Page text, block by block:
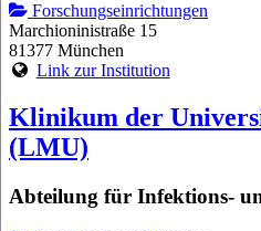
Forschungseinrichtungen
Marchioninistraße 15
81377 München
Link zur Institution
Klinikum der
(LMU)
Abteilung für Infektions-